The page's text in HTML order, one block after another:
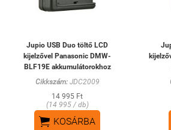
Jupio USB Duo töltő LCD
kijelzővel Panasonic DMW-
BLF19E akkumulátorokhoz
Cikkszám:JDC2009
14 995 Ft
(14 995 / db)
 KOSÁRBA